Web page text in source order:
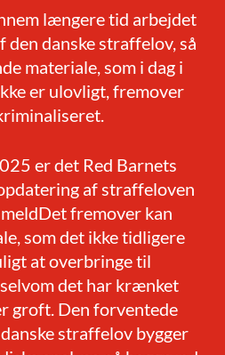
længere tid arbejdet
danske straffelov, så
materiale, som i dag i
er ulovligt, fremover
er det Red Barnets
af straffeloven
fremover kan
som det ikke tidligere
at overbringe til
det har krænket
groft. Den forventede
straffelov bygger